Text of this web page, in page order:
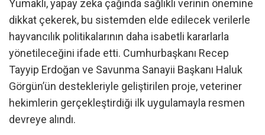
Yumaklı, yapay zeka çağında sağlıklı verinin önemine
dikkat çekerek, bu sistemden elde edilecek verilerle
hayvancılık politikalarının daha isabetli kararlarla
yönetileceğini ifade etti. Cumhurbaşkanı Recep
Tayyip Erdoğan ve Savunma Sanayii Başkanı Haluk
Görgün’ün destekleriyle geliştirilen proje, veteriner
hekimlerin gerçekleştirdiği ilk uygulamayla resmen
devreye alındı.